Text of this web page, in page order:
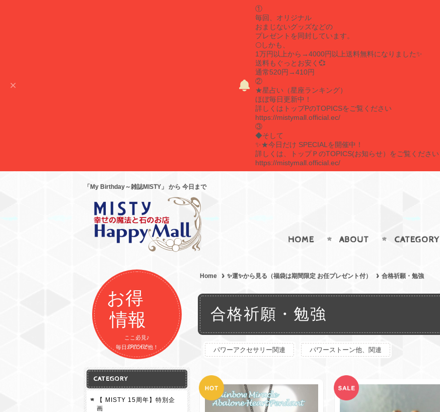
①
毎回、オリジナル
おまじないグッズなどの
プレゼントを同封しています。
🌕しかも、
1万円以上から→4000円以上送料無料になりました✨
送料もぐっとお安く💞
通常520円→410円
②
★星占い（星座ランキング）
ほぼ毎日更新中！
詳しくはトップPのTOPICSをご覧ください
https://mistymall.official.ec/
③
◆そして
✨★今日だけ SPECIALを開催中！
詳しくは、トップＰのTOPICS(お知らせ）をご覧ください
https://mistymall.official.ec/
「My Birthday～雑誌MISTY」 から 今日まで
HOME ABOUT CATEGORY
Home ✨運✨から見る（福袋は期間限定 お任プレゼント付） 合格祈願・勉強
合格祈願・勉強
パワーアクセサリー関連 パワーストーン他、関連
お得
情報
ここ必見♪
毎日SPECAIL他！
CATEGORY
【 MISTY 15周年】特別企
画